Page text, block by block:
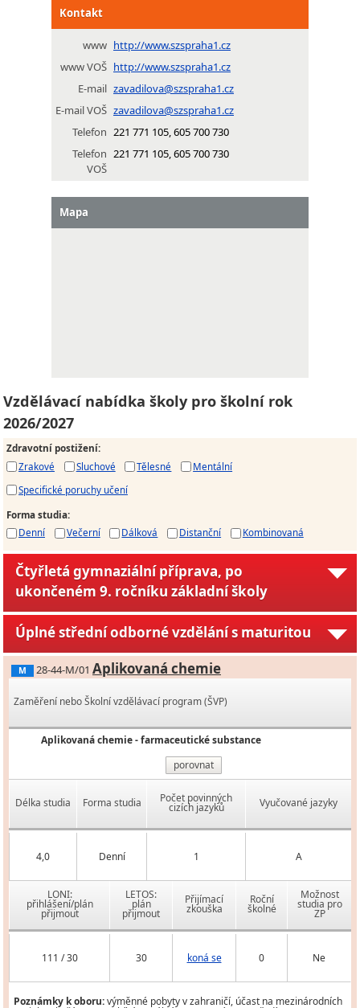
Kontakt
www http://www.szspraha1.cz
www VOŠ http://www.szspraha1.cz
E-mail zavadilova@szspraha1.cz
E-mail VOŠ zavadilova@szspraha1.cz
Telefon 221 771 105, 605 700 730
Telefon
VOŠ
221 771 105, 605 700 730
Mapa
Vzdělávací nabídka školy pro školní rok
2026/2027
Zdravotní postižení:
Zrakové
Sluchové Tělesné
Mentální
Specifické poruchy učení
Forma studia:
Denní
Večerní Dálková Distanční Kombinovaná
Čtyřletá gymnaziální příprava, po
ukončeném 9. ročníku základní školy
Úplné střední odborné vzdělání s maturitou
M 28-44-M/01 Aplikovaná chemie
Zaměření nebo Školní vzdělávací program (ŠVP)
Aplikovaná chemie - farmaceutické substance
porovnat
Délka studia Forma studia Počet povinných
cizích jazyků Vyučované jazyky
4,0 Denní 1 A
LONI:
přihlášení/plán
přijmout
LETOS:
plán
přijmout
Přijímací
zkouška
Roční
školné
Možnost
studia pro
ZP
111 / 30 30 koná se 0 Ne
Poznámky k oboru:výměnné pobyty v zahraničí, účast na mezinárodních